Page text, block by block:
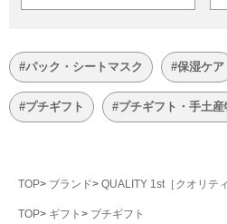
#パック・シートマスク #保湿ケア
#プチギフト #プチギフト・手土産
TOP ブランド QUALITY 1st［クオリテ
TOP ギフト プチギフト